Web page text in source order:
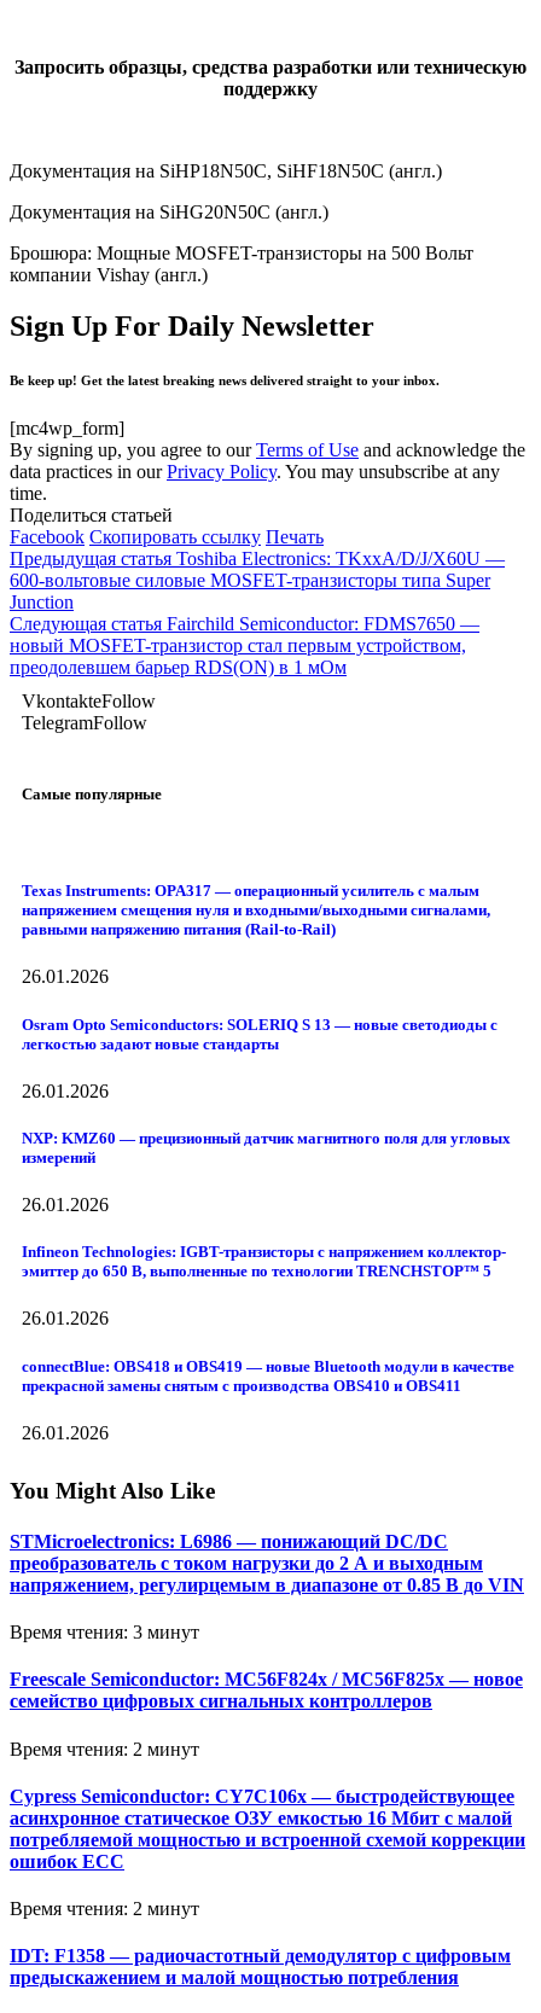
Запросить образцы, средства разработки или техническую
поддержку
Документация на SiHP18N50C, SiHF18N50C (англ.)
Документация на SiHG20N50C (англ.)
Брошюра: Мощные MOSFET-транзисторы на 500 Вольт
компании Vishay (англ.)
Sign Up For Daily Newsletter
Be keep up! Get the latest breaking news delivered straight to your inbox.
[mc4wp_form]
By signing up, you agree to ourTerms of Use and acknowledge the
data practices in ourPrivacy Policy. You may unsubscribe at any
time.
Поделиться статьей
Facebook Скопировать ссылку Печать
Предыдущая статья Toshiba Electronics: TKxxA/D/J/X60U —
600-вольтовые силовые MOSFET-транзисторы типа Super
Junction
Следующая статья Fairchild Semiconductor: FDMS7650 —
новый MOSFET-транзистор стал первым устройством,
преодолевшем барьер RDS(ON) в 1 мОм
VkontakteFollow
TelegramFollow
Самые популярные
Texas Instruments: OPA317 — операционный усилитель с малым
напряжением смещения нуля и входными/выходными сигналами,
равными напряжению питания (Rail-to-Rail)
26.01.2026
Osram Opto Semiconductors: SOLERIQ S 13 — новые светодиоды с
легкостью задают новые стандарты
26.01.2026
NXP: KMZ60 — прецизионный датчик магнитного поля для угловых
измерений
26.01.2026
Infineon Technologies: IGBT-транзисторы с напряжением коллектор-
эмиттер до 650 В, выполненные по технологии TRENCHSTOP™ 5
26.01.2026
connectBlue: OBS418 и OBS419 — новые Bluetooth модули в качестве
прекрасной замены снятым с производства OBS410 и OBS411
26.01.2026
You Might Also Like
STMicroelectronics: L6986 — понижающий DC/DC
преобразователь с током нагрузки до 2 А и выходным
напряжением, регулирцемым в диапазоне от 0.85 В до VIN
Время чтения: 3 минут
Freescale Semiconductor: MC56F824x / MC56F825x — новое
семейство цифровых сигнальных контроллеров
Время чтения: 2 минут
Cypress Semiconductor: CY7C106x — быстродействующее
асинхронное статическое ОЗУ емкостью 16 Мбит с малой
потребляемой мощностью и встроенной схемой коррекции
ошибок ECC
Время чтения: 2 минут
IDT: F1358 — радиочастотный демодулятор с цифровым
предыскажением и малой мощностью потребления